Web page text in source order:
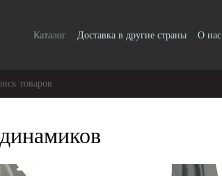
Каталог Доставка в другие страны О нас